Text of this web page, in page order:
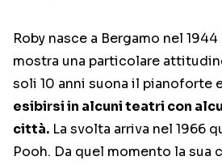
Roby nasce a Bergamo nel
mostra una particolare
soli 10 anni suona il pianoforte
esibirsi in alcuni teatri con
città. La svolta arriva nel 1966
Pooh. Da quel momento la sua